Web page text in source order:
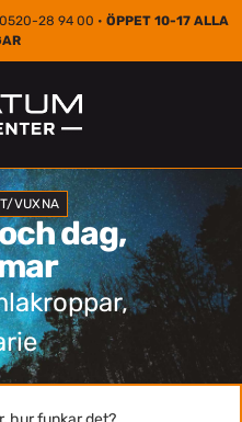
0520-28 94 00 • ÖPPET 10-17 ALLA
VUXNA
dag,